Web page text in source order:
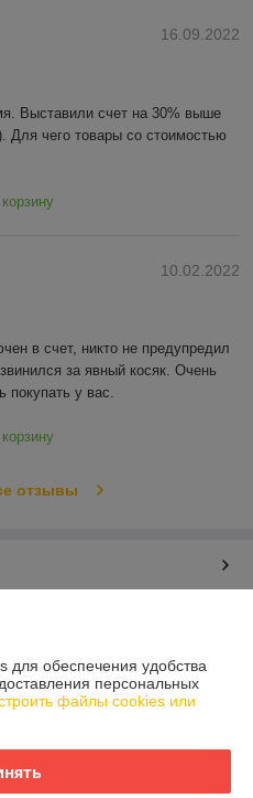
16.09.2022
Выставили счет на 30% выше
Для чего товары со стоимостью
10.02.2022
в счет, никто не предупредил
за явный косяк. Очень
покупать у вас.
отзывы
обеспечения удобства
персональных
файлы cookies или